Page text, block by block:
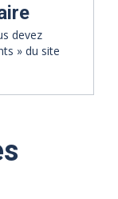
devez
» du site